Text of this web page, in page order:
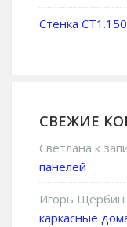
Стенка
СВЕЖИЕ
Светлана к
панелей
Игорь Щербин
каркасные